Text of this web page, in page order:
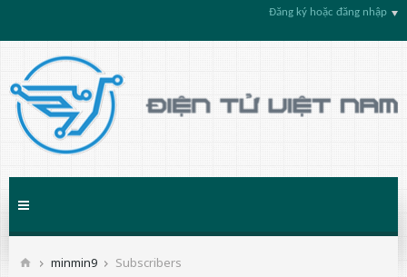
Đăng ký hoặc đăng nhập
minmin9 Subscribers